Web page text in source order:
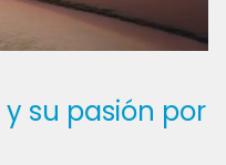
su pasión por